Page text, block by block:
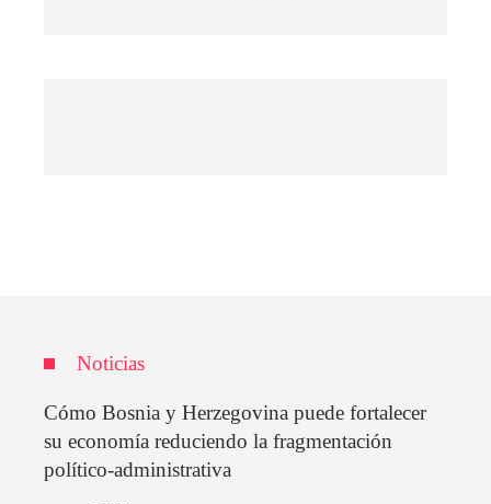
Noticias
Cómo Bosnia y Herzegovina puede fortalecer
su economía reduciendo la fragmentación
político-administrativa